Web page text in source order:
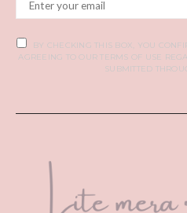
BY CHECKING THIS BOX, YOU
AGREEING TO OUR TERMS OF USE
SUBMITTED